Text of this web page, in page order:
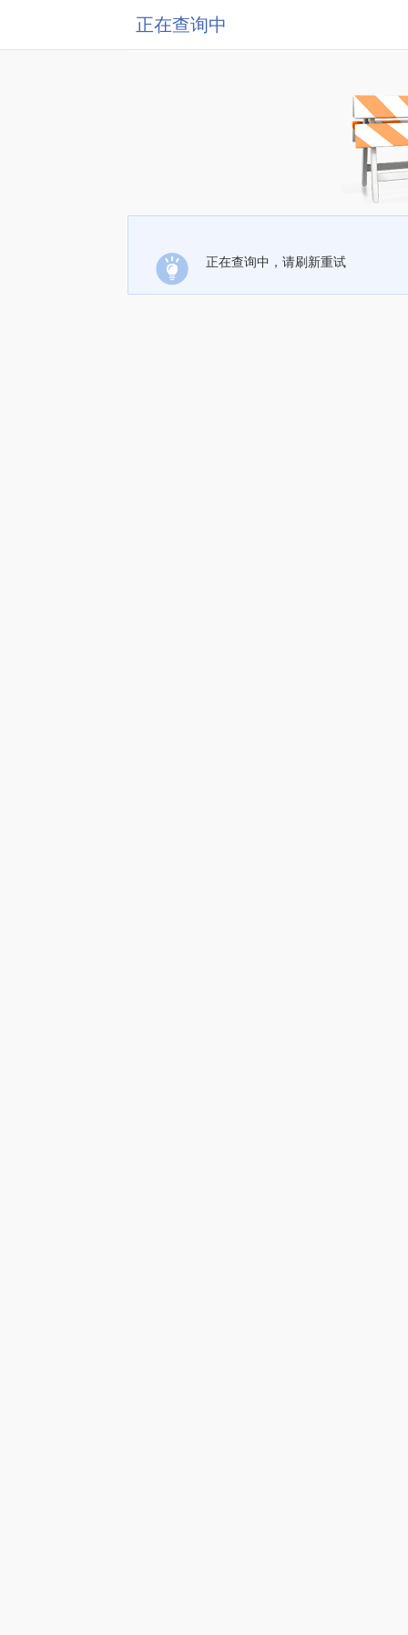
正在查询中
正在查询中，请刷新重试